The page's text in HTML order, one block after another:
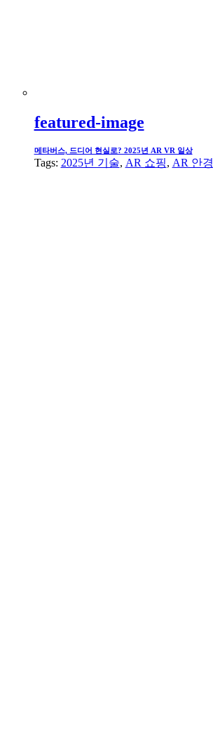
featured-image
메타버스, 드디어 현실로? 2025년 AR VR 일상
Tags: 2025년 기술, AR 쇼핑, AR 안경